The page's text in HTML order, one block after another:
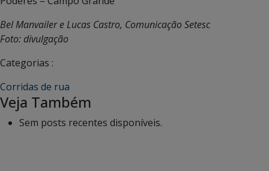
Bel Manvailer e Lucas Castro, Comunicação Setesc
Foto: divulgação
Categorias :
Corridas de rua
Veja Também
Sem posts recentes disponíveis.